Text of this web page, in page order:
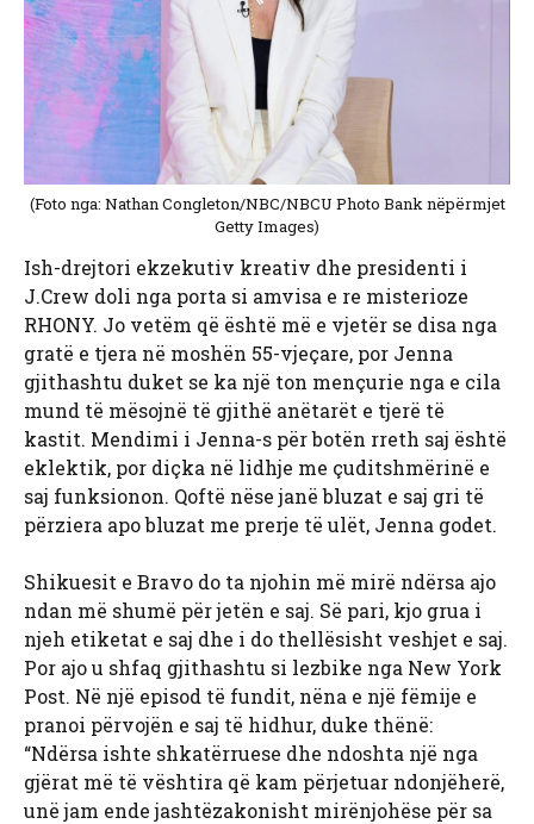
(Foto nga: Nathan Congleton/NBC/NBCU Photo Bank nëpërmjet
Getty Images)
Ish-drejtori ekzekutiv kreativ dhe presidenti i
J.Crew doli nga porta si amvisa e re misterioze
RHONY. Jo vetëm që është më e vjetër se disa nga
gratë e tjera në moshën 55-vjeçare, por Jenna
gjithashtu duket se ka një ton mençurie nga e cila
mund të mësojnë të gjithë anëtarët e tjerë të
kastit. Mendimi i Jenna-s për botën rreth saj është
eklektik, por diçka në lidhje me çuditshmërinë e
saj funksionon. Qoftë nëse janë bluzat e saj gri të
përziera apo bluzat me prerje të ulët, Jenna godet.
Shikuesit e Bravo do ta njohin më mirë ndërsa ajo
ndan më shumë për jetën e saj. Së pari, kjo grua i
njeh etiketat e saj dhe i do thellësisht veshjet e saj.
Por ajo u shfaq gjithashtu si lezbike nga New York
Post. Në një episod të fundit, nëna e një fëmije e
pranoi përvojën e saj të hidhur, duke thënë:
“Ndërsa ishte shkatërruese dhe ndoshta një nga
gjërat më të vështira që kam përjetuar ndonjëherë,
unë jam ende jashtëzakonisht mirënjohëse për sa